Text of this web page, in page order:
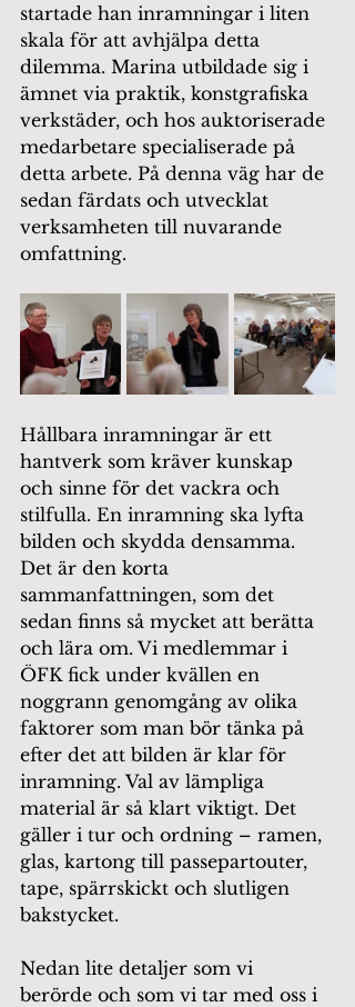
startade han inramningar i liten
skala för att avhjälpa detta
dilemma. Marina utbildade sig i
ämnet via praktik, konstgrafiska
verkstäder, och hos auktoriserade
medarbetare specialiserade på
detta arbete. På denna väg har de
sedan färdats och utvecklat
verksamheten till nuvarande
omfattning.
Hållbara inramningar är ett
hantverk som kräver kunskap
och sinne för det vackra och
stilfulla. En inramning ska lyfta
bilden och skydda densamma.
Det är den korta
sammanfattningen, som det
sedan finns så mycket att berätta
och lära om. Vi medlemmar i
ÖFK fick under kvällen en
noggrann genomgång av olika
faktorer som man bör tänka på
efter det att bilden är klar för
inramning. Val av lämpliga
material är så klart viktigt. Det
gäller i tur och ordning – ramen,
glas, kartong till passepartouter,
tape, spärrskickt och slutligen
bakstycket.
Nedan lite detaljer som vi
berörde och som vi tar med oss i